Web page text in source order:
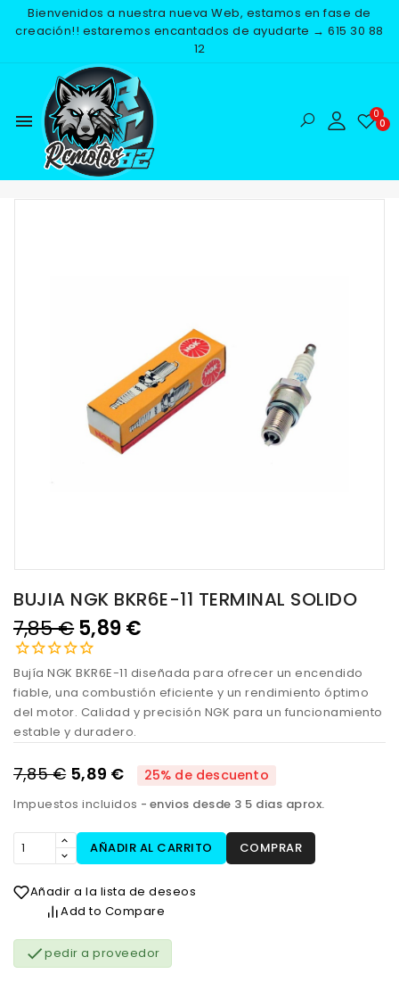
Bienvenidos a nuestra nueva Web, estamos en fase de
creación!! estaremos encantados de ayudarte → 615 30 88
12
menu
Inicio RECAMBIOS
BKR6E-11 TERMINAL SOLIDO
BUJIA NGK BKR6E-11 TERMINAL SOLIDO
7,85 €5,89 €
Bujía NGK BKR6E-11 diseñada para ofrecer un encendido
fiable, una combustión eficiente y un rendimiento óptimo
del motor. Calidad y precisión NGK para un funcionamiento
estable y duradero.
7,85 € 5,89 € 25% de descuento
Impuestos incluidos envios desde 3 5 dias aprox.
AÑADIR AL CARRITO COMPRAR
Añadir a la lista de deseos
Add to Compare
pedir a proveedor